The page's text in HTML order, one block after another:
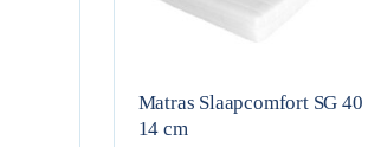
Matras Slaapcomfort SG 40
14 cm